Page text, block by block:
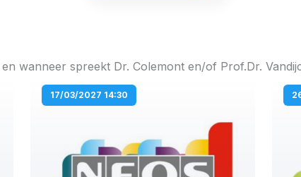
wanneer spreekt Dr. Colemont en/of Prof.Dr.
17/03/2027 14:30
P
a
e
P
a
e
e
e